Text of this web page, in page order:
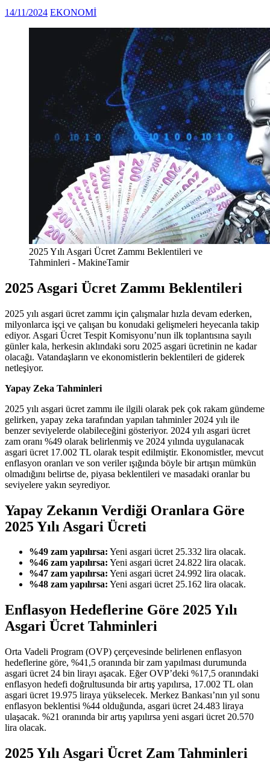
14/11/2024 EKONOMİ
2025 Yılı Asgari Ücret Zammı Beklentileri ve
Tahminleri - MakineTamir
2025 Asgari Ücret Zammı Beklentileri
2025 yılı asgari ücret zammı için çalışmalar hızla devam ederken,
milyonlarca işçi ve çalışan bu konudaki gelişmeleri heyecanla takip
ediyor. Asgari Ücret Tespit Komisyonu’nun ilk toplantısına sayılı
günler kala, herkesin aklındaki soru 2025 asgari ücretinin ne kadar
olacağı. Vatandaşların ve ekonomistlerin beklentileri de giderek
netleşiyor.
Yapay Zeka Tahminleri
2025 yılı asgari ücret zammı ile ilgili olarak pek çok rakam gündeme
gelirken, yapay zeka tarafından yapılan tahminler 2024 yılı ile
benzer seviyelerde olabileceğini gösteriyor. 2024 yılı asgari ücret
zam oranı %49 olarak belirlenmiş ve 2024 yılında uygulanacak
asgari ücret 17.002 TL olarak tespit edilmiştir. Ekonomistler, mevcut
enflasyon oranları ve son veriler ışığında böyle bir artışın mümkün
olmadığını belirtse de, piyasa beklentileri ve masadaki oranlar bu
seviyelere yakın seyrediyor.
Yapay Zekanın Verdiği Oranlara Göre
2025 Yılı Asgari Ücreti
%49 zam yapılırsa: Yeni asgari ücret 25.332 lira olacak.
%46 zam yapılırsa: Yeni asgari ücret 24.822 lira olacak.
%47 zam yapılırsa: Yeni asgari ücret 24.992 lira olacak.
%48 zam yapılırsa: Yeni asgari ücret 25.162 lira olacak.
Enflasyon Hedeflerine Göre 2025 Yılı
Asgari Ücret Tahminleri
Orta Vadeli Program (OVP) çerçevesinde belirlenen enflasyon
hedeflerine göre, %41,5 oranında bir zam yapılması durumunda
asgari ücret 24 bin lirayı aşacak. Eğer OVP’deki %17,5 oranındaki
enflasyon hedefi doğrultusunda bir artış yapılırsa, 17.002 TL olan
asgari ücret 19.975 liraya yükselecek. Merkez Bankası’nın yıl sonu
enflasyon beklentisi %44 olduğunda, asgari ücret 24.483 liraya
ulaşacak. %21 oranında bir artış yapılırsa yeni asgari ücret 20.570
lira olacak.
2025 Yılı Asgari Ücret Zam Tahminleri